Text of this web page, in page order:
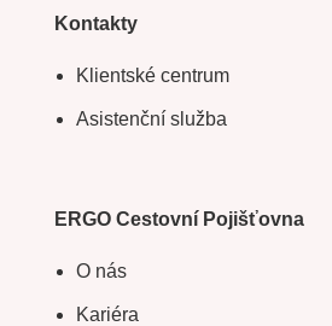
Kontakty
Klientské centrum
Asistenční služba
ERGO Cestovní Pojišťovna
O nás
Kariéra